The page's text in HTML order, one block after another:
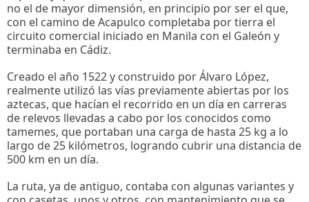
no el de mayor dimensión, en principio por ser el que,
con el camino de Acapulco completaba por tierra el
circuito comercial iniciado en Manila con el Galeón y
terminaba en Cádiz.
Creado el año 1522 y construido por Álvaro López,
realmente utilizó las vías previamente abiertas por los
aztecas, que hacían el recorrido en un día en carreras
de relevos llevadas a cabo por los conocidos como
tamemes, que portaban una carga de hasta 25 kg a lo
largo de 25 kilómetros, logrando cubrir una distancia de
500 km en un día.
La ruta, ya de antiguo, contaba con algunas variantes y